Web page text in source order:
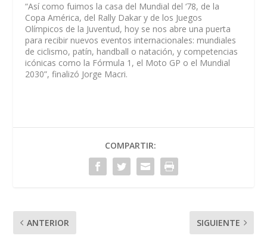
“Así como fuimos la casa del Mundial del ‘78, de la
Copa América, del Rally Dakar y de los Juegos
Olímpicos de la Juventud, hoy se nos abre una puerta
para recibir nuevos eventos internacionales: mundiales
de ciclismo, patín, handball o natación, y competencias
icónicas como la Fórmula 1, el Moto GP o el Mundial
2030”, finalizó Jorge Macri.
COMPARTIR:
ANTERIOR SIGUIENTE